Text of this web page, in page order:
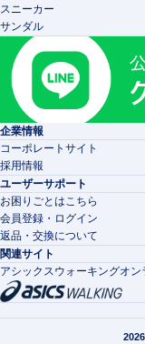
スニーカー
サンダル
企業情報
コーポレートサイト
採用情報
ユーザーサポート
お困りごとはこちら
会員登録・ログイン
返品・交換について
関連サイト
アシックスウォーキングオン